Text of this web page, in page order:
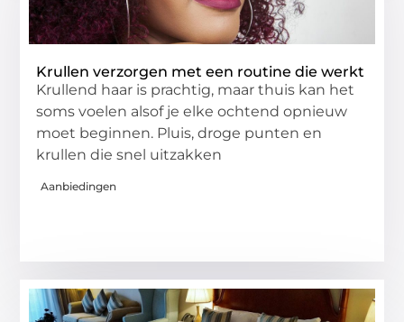
Krullen verzorgen met een routine die werkt
Krullend haar is prachtig, maar thuis kan het
soms voelen alsof je elke ochtend opnieuw
moet beginnen. Pluis, droge punten en
krullen die snel uitzakken
Aanbiedingen